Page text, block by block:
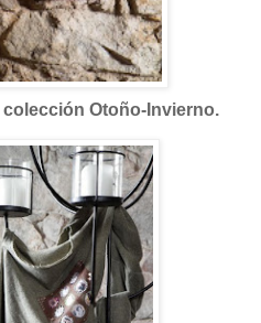
colección Otoño-Invierno.